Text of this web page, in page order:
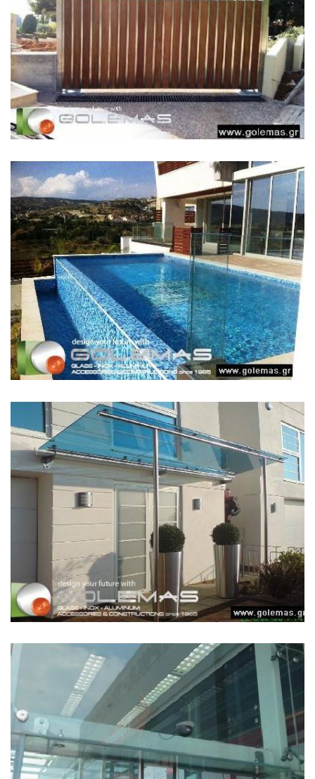
...
СТЕКЛЯННЫЕ ЗАБОРЫ
...
СТЕКЛЯННАЯ КРЫША
...
СТЕКЛЯННЫЕ АВТОМАТИЧЕСКИЕ
ДВЕРИ
...